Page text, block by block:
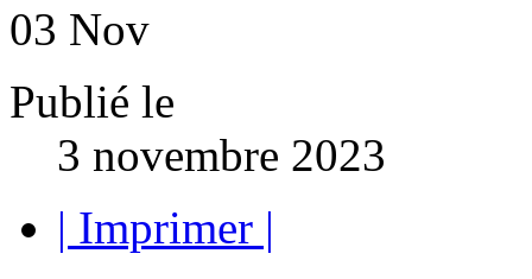
03 Nov
Publié le
3 novembre 2023
| Imprimer |